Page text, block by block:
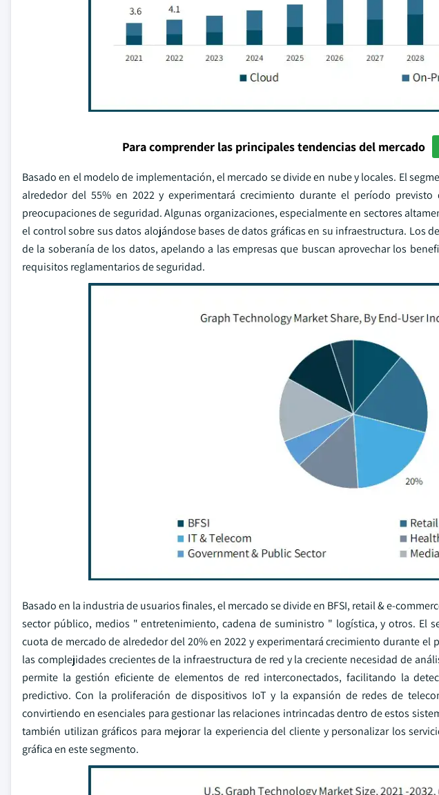
Para comprender las principales tendencias del mercado
Basado en el modelo de implementación, el mercado se divide en nube y locales. El
alrededor del 55% en 2022 y experimentará crecimiento durante el período
preocupaciones de seguridad. Algunas organizaciones, especialmente en sectores
el control sobre sus datos alojándose bases de datos gráficas en su infraestructura. Los
de la soberanía de los datos, apelando a las empresas que buscan aprovechar los
requisitos reglamentarios de seguridad.
Basado en la industria de usuarios finales, el mercado se divide en BFSI, retail & e-
sector público, medios " entretenimiento, cadena de suministro " logística, y otros. El
cuota de mercado de alrededor del 20% en 2022 y experimentará crecimiento durante
las complejidades crecientes de la infraestructura de red y la creciente necesidad de
permite la gestión eficiente de elementos de red interconectados, facilitando la
predictivo. Con la proliferación de dispositivos IoT y la expansión de redes de
convirtiendo en esenciales para gestionar las relaciones intrincadas dentro de estos
también utilizan gráficos para mejorar la experiencia del cliente y personalizar los
gráfica en este segmento.